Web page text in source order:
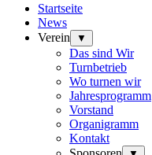
Startseite
News
Verein
▼
Das sind Wir
Turnbetrieb
Wo turnen wir
Jahresprogramm
Vorstand
Organigramm
Kontakt